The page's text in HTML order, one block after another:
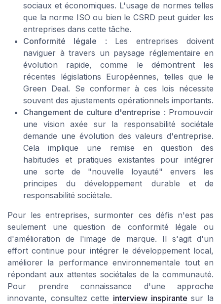
sociaux et économiques. L'usage de normes telles
que la norme ISO ou bien le CSRD peut guider les
entreprises dans cette tâche.
Conformité légale : Les entreprises doivent
naviguer à travers un paysage réglementaire en
évolution rapide, comme le démontrent les
récentes législations Européennes, telles que le
Green Deal. Se conformer à ces lois nécessite
souvent des ajustements opérationnels importants.
Changement de culture d'entreprise : Promouvoir
une vision axée sur la responsabilité sociétale
demande une évolution des valeurs d'entreprise.
Cela implique une remise en question des
habitudes et pratiques existantes pour intégrer
une sorte de "nouvelle loyauté" envers les
principes du développement durable et de
responsabilité sociétale.
Pour les entreprises, surmonter ces défis n'est pas
seulement une question de conformité légale ou
d'amélioration de l'image de marque. Il s'agit d'un
effort continue pour intégrer le développement local,
améliorer la performance environnementale tout en
répondant aux attentes sociétales de la communauté.
Pour prendre connaissance d'une approche
innovante, consultez cette interview inspirante sur la